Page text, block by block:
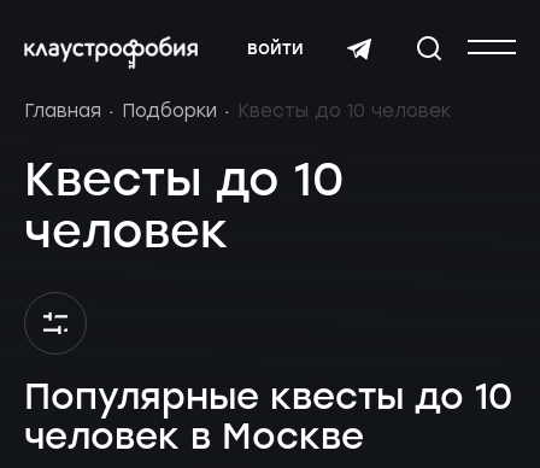
войти
Главная Подборки Квесты до 10 человек
Квесты до 10
человек
Популярные квесты до 10
человек в Москве